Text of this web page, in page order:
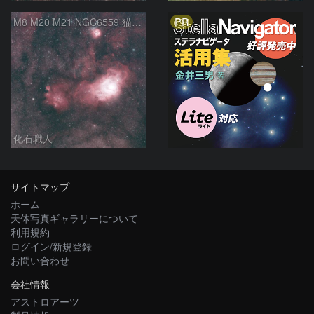
M8 M20 M21 NGC6559 猫の手星雲 いて座
化石職人
PR
サイトマップ
ホーム
天体写真ギャラリーについて
利用規約
ログイン/新規登録
お問い合わせ
会社情報
アストロアーツ